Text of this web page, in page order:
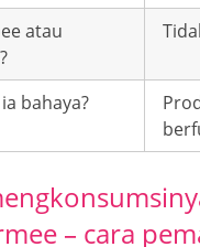
atau
bahaya?
– cara